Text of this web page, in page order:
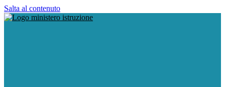
Salta al contenuto